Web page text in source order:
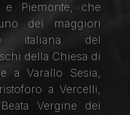
Piemonte, che
dei maggiori
italiana del
della Chiesa di
a Varallo Sesia,
a Vercelli,
Vergine dei